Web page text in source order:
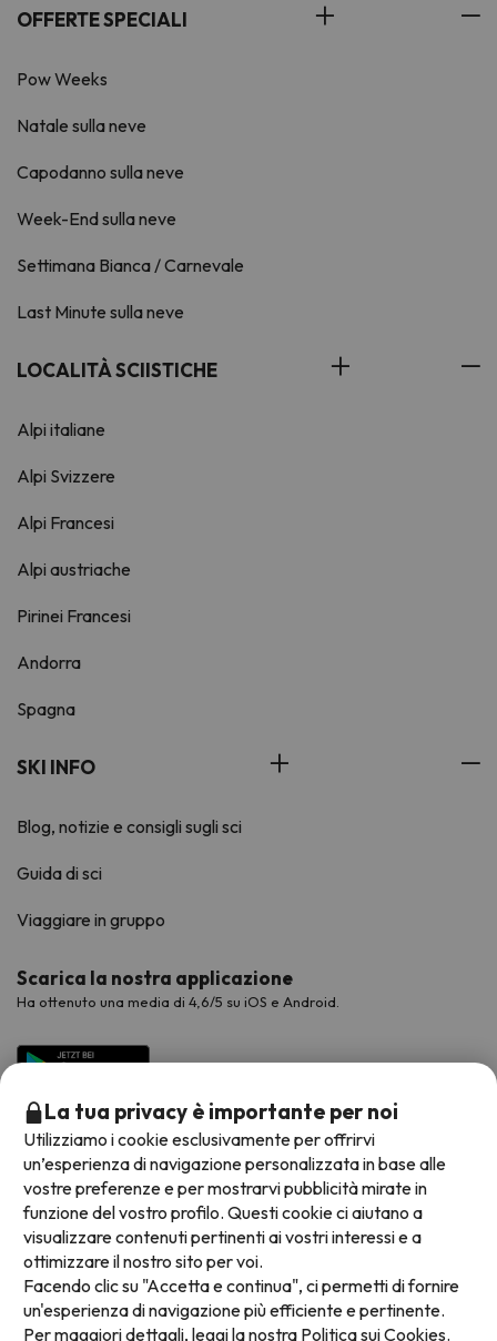
OFFERTE SPECIALI
Pow Weeks
Natale sulla neve
Capodanno sulla neve
Week-End sulla neve
Settimana Bianca / Carnevale
Last Minute sulla neve
LOCALITÀ SCIISTICHE
Alpi italiane
Alpi Svizzere
Alpi Francesi
Alpi austriache
Pirinei Francesi
Andorra
Spagna
SKI INFO
Blog, notizie e consigli sugli sci
Guida di sci
Viaggiare in gruppo
Scarica la nostra applicazione
Ha ottenuto una media di 4,6/5 su iOS e Android.
Metodi di pagamento disponibili
La tua privacy è importante per noi
Utilizziamo i cookie esclusivamente per offrirvi
un’esperienza di navigazione personalizzata in base alle
vostre preferenze e per mostrarvi pubblicità mirate in
funzione del vostro profilo. Questi cookie ci aiutano a
visualizzare contenuti pertinenti ai vostri interessi e a
ottimizzare il nostro sito per voi.
Facendo clic su "Accetta e continua", ci permetti di fornire
un'esperienza di navigazione più efficiente e pertinente.
Per maggiori dettagli, leggi la nostra Politica sui Cookies.